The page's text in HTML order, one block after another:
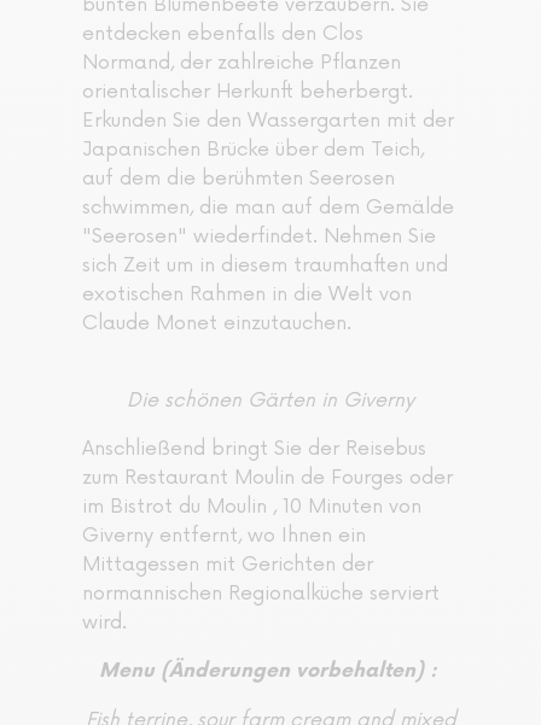
bunten Blumenbeete verzaubern. Sie
entdecken ebenfalls den Clos
Normand, der zahlreiche Pflanzen
orientalischer Herkunft beherbergt.
Erkunden Sie den Wassergarten mit der
Japanischen Brücke über dem Teich,
auf dem die berühmten Seerosen
schwimmen, die man auf dem Gemälde
"Seerosen" wiederfindet. Nehmen Sie
sich Zeit um in diesem traumhaften und
exotischen Rahmen in die Welt von
Claude Monet einzutauchen.
Die schönen Gärten in Giverny
Anschließend bringt Sie der Reisebus
zum Restaurant Moulin de Fourges oder
im Bistrot du Moulin , 10 Minuten von
Giverny entfernt, wo Ihnen ein
Mittagessen mit Gerichten der
normannischen Regionalküche serviert
wird.
Menu (Änderungen vorbehalten) :